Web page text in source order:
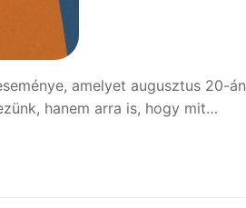
amelyet augusztus 20-án
hanem arra is, hogy mit…